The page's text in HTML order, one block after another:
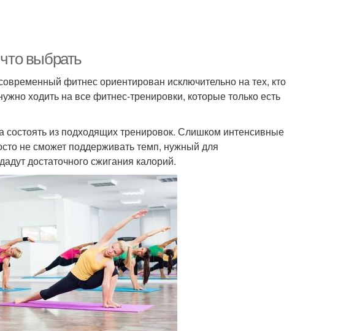
выбрать
фитнес ориентирован исключительно на тех, кто
ходить на все фитнес-тренировки, которые только есть
из подходящих тренировок. Слишком интенсивные
не сможет поддерживать темп, нужный для
достаточного сжигания калорий.